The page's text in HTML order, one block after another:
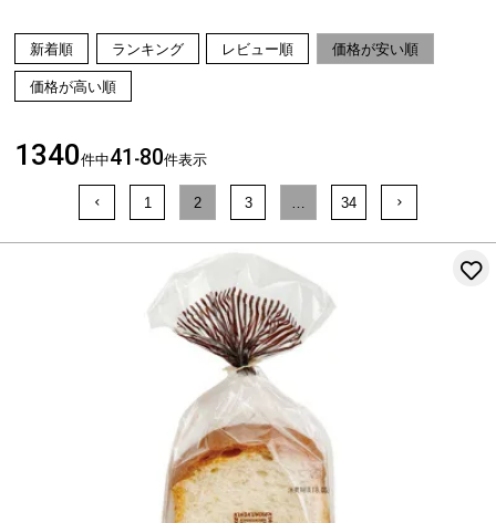
新着順 ランキング レビュー順 価格が安い順
価格が高い順
1340件中41 -80件表示
1 2 3 … 34